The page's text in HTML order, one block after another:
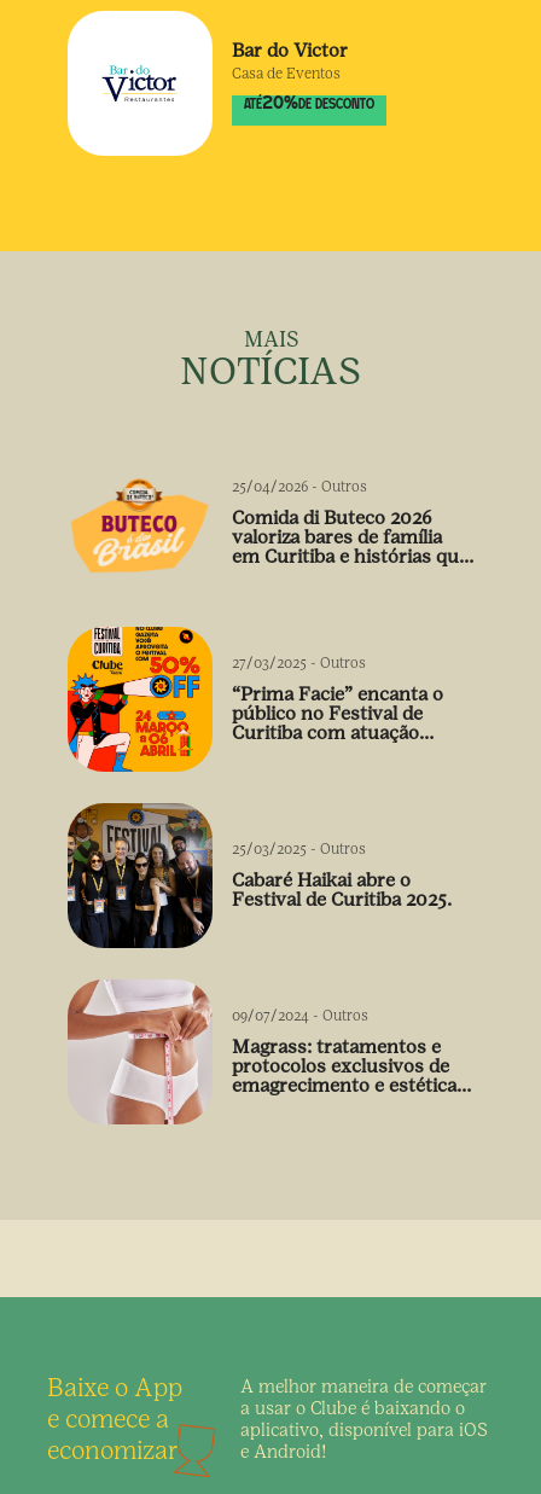
Bar do Victor
Casa de Eventos
ATÉ20% DE DESCONTO
MAIS
NOTÍCIAS
25/04/2026 - Outros
Comida di Buteco 2026
valoriza bares de família
em Curitiba e histórias que
27/03/2025 - Outros
“Prima Facie” encanta o
público no Festival de
Curitiba com atuação
25/03/2025 - Outros
Cabaré Haikai abre o
Festival de Curitiba 2025.
09/07/2024 - Outros
Magrass: tratamentos e
protocolos exclusivos de
emagrecimento e estética
Baixe o App
e comece a
economizar
A melhor maneira de começar
a usar o Clube é baixando o
aplicativo, disponível para iOS
e Android!